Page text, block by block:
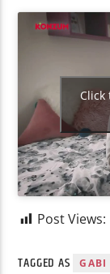
Click
Post Views:
TAGGED AS GABI